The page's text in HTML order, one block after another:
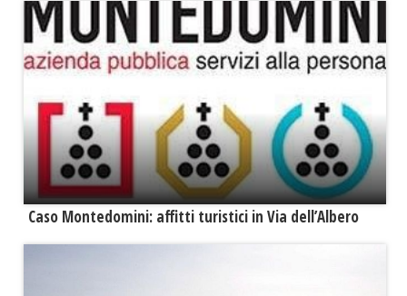
Caso Montedomini: affitti turistici in Via dell’Albero